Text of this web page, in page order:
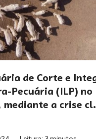
de Corte e
Pecuária (ILP) no
mediante a crise